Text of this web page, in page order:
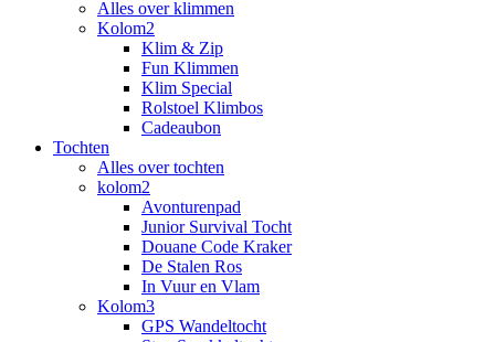
Alles over klimmen
Kolom2
Klim & Zip
Fun Klimmen
Klim Special
Rolstoel Klimbos
Cadeaubon
Tochten
Alles over tochten
kolom2
Avonturenpad
Junior Survival Tocht
Douane Code Kraker
De Stalen Ros
In Vuur en Vlam
Kolom3
GPS Wandeltocht